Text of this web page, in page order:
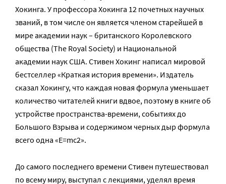
Хокинга. У профессора Хокинга 12 почетных научных
званий, в том числе он является членом старейшей в
мире академии наук – британского Королевского
общества (The Royal Society) и Национальной
академии наук США. Стивен Хокинг написал мировой
бестселлер «Краткая история времени». Издатель
сказал Хокингу, что каждая новая формула уменьшает
количество читателей книги вдвое, поэтому в книге об
устройстве пространства-времени, событиях до
Большого Взрыва и содержимом черных дыр формула
всего одна «E=mc2».
До самого последнего времени Стивен путешествовал
по всему миру, выступал с лекциями, уделял время